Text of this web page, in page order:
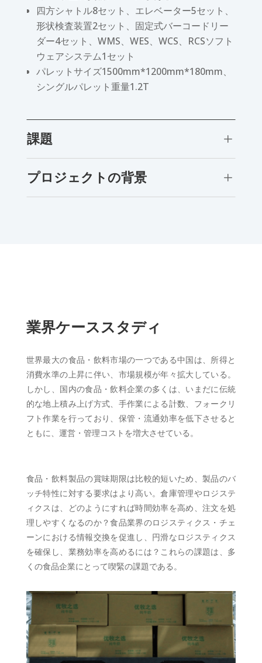
四方シャトル8セット、エレベーター5セット、
形状検査装置2セット、固定式バーコードリー
ダー4セット、WMS、WES、WCS、RCSソフト
ウェアシステム1セット
パレットサイズ1500mm*1200mm*180mm、
シングルパレット重量1.2T
課題 L
プロジェクトの背景 L
業界ケーススタディ
世界最大の食品・飲料市場の一つである中国は、所得と
消費水準の上昇に伴い、市場規模が年々拡大している。
しかし、国内の食品・飲料企業の多くは、いまだに伝統
的な地上積み上げ方式、手作業による計数、フォークリ
フト作業を行っており、保管・流通効率を低下させると
ともに、運営・管理コストを増大させている。
食品・飲料製品の賞味期限は比較的短いため、製品のバ
ッチ特性に対する要求はより高い。倉庫管理やロジステ
ィクスは、どのようにすれば時間効率を高め、注文を処
理しやすくなるのか？食品業界のロジスティクス・チェ
ーンにおける情報交換を促進し、円滑なロジスティクス
を確保し、業務効率を高めるには？これらの課題は、多
くの食品企業にとって喫緊の課題である。